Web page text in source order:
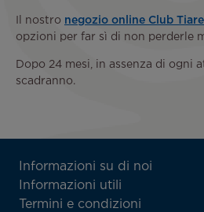
Il nostro negozio online Club Tiare
opzioni per far sì di non perderle
Dopo 24 mesi, in assenza di ogni
scadranno.
ATN:
Footer
menu
Informazioni su di noi
Informazioni utili
Termini e condizioni